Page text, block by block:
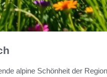
alpine Schönheit der